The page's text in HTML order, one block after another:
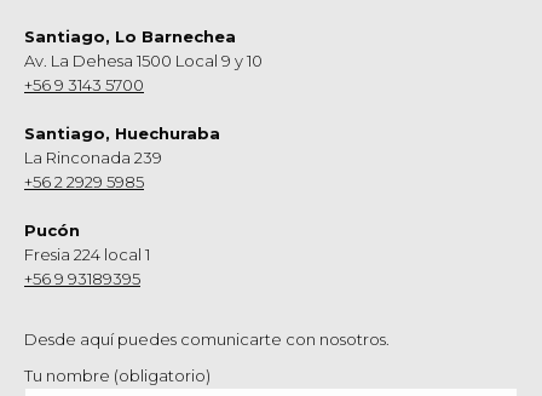
Santiago, Lo Barnechea
Av. La Dehesa 1500 Local 9 y 10
+56 9 3143 5700
Santiago, Huechuraba
La Rinconada 239
+56 2 2929 5985
Pucón
Fresia 224 local 1
+56 9 93189395
Desde aquí puedes comunicarte con nosotros.
Tu nombre (obligatorio)